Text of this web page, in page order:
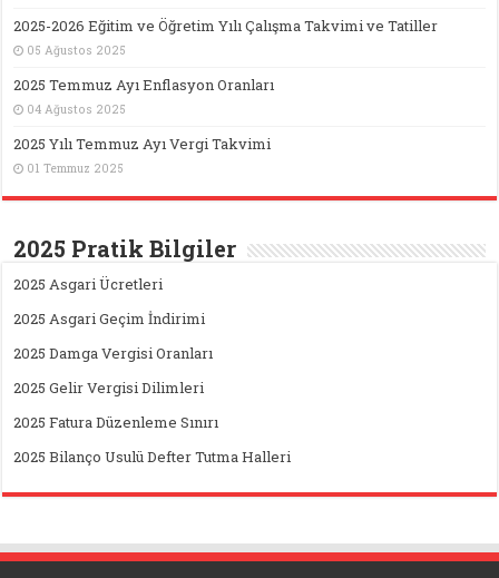
2025-2026 Eğitim ve Öğretim Yılı Çalışma Takvimi ve Tatiller
05 Ağustos 2025
2025 Temmuz Ayı Enflasyon Oranları
04 Ağustos 2025
2025 Yılı Temmuz Ayı Vergi Takvimi
01 Temmuz 2025
2025 Pratik Bilgiler
2025 Asgari Ücretleri
2025 Asgari Geçim İndirimi
2025 Damga Vergisi Oranları
2025 Gelir Vergisi Dilimleri
2025 Fatura Düzenleme Sınırı
2025 Bilanço Usulü Defter Tutma Halleri